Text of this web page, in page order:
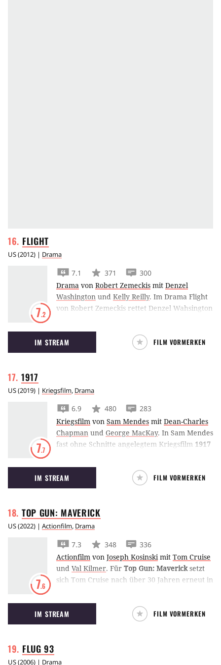
FLIGHT
US(2012) | Drama
7.2
7.1 371
300
Drama von Robert Zemeckis mit Denzel
Washington und Kelly Reilly. Im Drama Flight
von Robert Zemeckis rettet Denzel Wahsington
Leben fast aller Passagiere. Doch danach muss
sich der gefeierte Held unangenehmen Fragen
stellen.
IM STREAM FILM VORMERKEN
1917
US(2019) | Kriegsfilm, Drama
7.7
6.9 480
283
Kriegsfilm von Sam Mendes mit Dean-Charles
Chapman und George MacKay. In Sam Mendes
fast ohne Schnitte angelegtem Kriegsfilm 1917
unmögliche Mission geschickt: Sie sollen eine
1600 Mann starkes Regiment ins Feindesland
vor einem Hinterhalt warnen.
IM STREAM FILM VORMERKEN
TOP GUN: MAVERICK
US(2022) | Actionfilm, Drama
7.6
7.3 348
336
Actionfilm von Joseph Kosinskimit Tom Cruise
und Val Kilmer. Für Top Gun: Mavericksetzt
sich Tom Cruise nach über 30 Jahren erneut in
sich seinen Platz am Himmel auch von jungen
Nachrückern nicht streitig machen lassen.
IM STREAM FILM VORMERKEN
FLUG93
US(2006) | Drama